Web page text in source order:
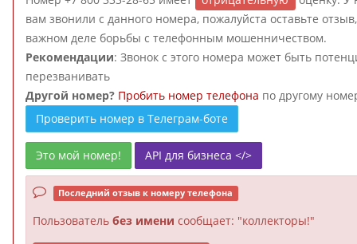
вам звонили с данного номера, пожалуйста оставьте
важном деле борьбы с телефонным мошенничеством.
Рекомендации: Звонок с этого номера может быть
перезванивать
Другой номер? Пробить номер телефона по другому
Проверить номер в Телеграм-боте
Это мой номер! API для бизнеса </>
Последний отзыв к номеру телефона
Пользователь без имени сообщает: "коллекторы!"